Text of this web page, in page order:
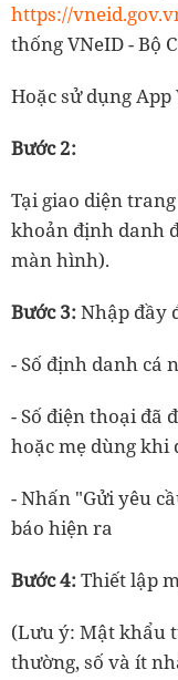
https://
thống VNeID - Bộ
Hoặc sử dụng
Bước 2:
Tại giao diện
khoản định danh
màn hình).
Bước 3:Nhập đầy
- Số định danh cá
- Số điện thoại đã
hoặc mẹ dùng khi
- Nhấn "Gửi yêu
báo hiện ra
Bước 4:Thiết lập
(Lưu ý: Mật khẩu
thường, số và ít